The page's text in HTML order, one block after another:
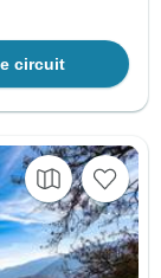
circuit